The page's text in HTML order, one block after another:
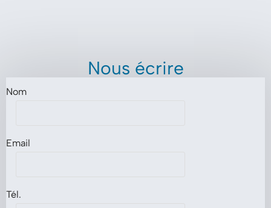
Nous écrire
Nom
Email
Tél.